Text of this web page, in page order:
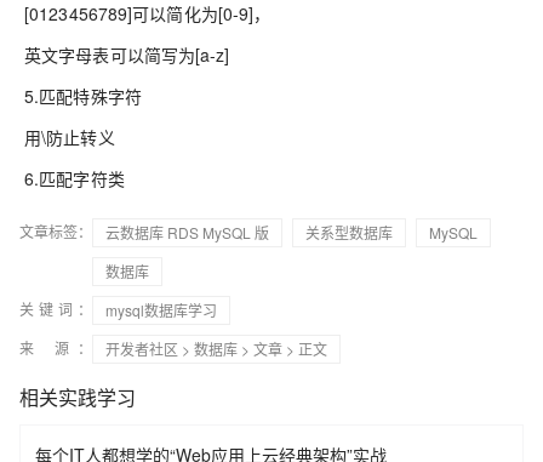
[0123456789]可以简化为[0-9]，
英文字母表可以简写为[a-z]
5.匹配特殊字符
用\防止转义
6.匹配字符类
文章标签： 云数据库 RDS MySQL 版 关系型数据库
MySQL
数据库
关键词：
mysql数据库学习
来 源：
开发者社区 > 数据库 > 文章 > 正文
相关实践学习
每个IT人都想学的“Web应用上云经典架构”实战